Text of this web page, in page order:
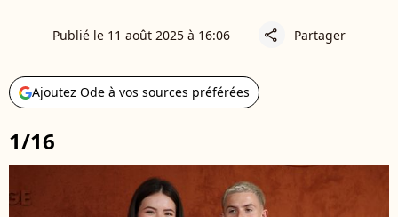
Publié le 11 août 2025 à 16:06 share Partager
Ajoutez Ode à vos sources préférées
1/16